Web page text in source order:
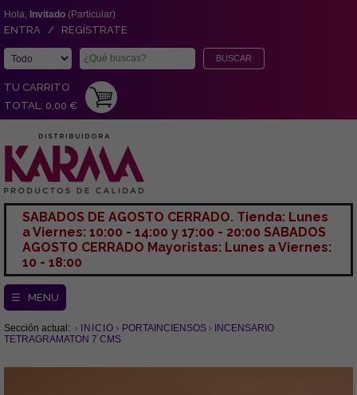
Hola, Invitado (Particular)
ENTRA / REGÍSTRATE
TU CARRITO
TOTAL: 0,00 €
SABADOS DE AGOSTO CERRADO. Tienda: Lunes
a Viernes: 10:00 - 14:00 y 17:00 - 20:00 SABADOS
AGOSTO CERRADO Mayoristas: Lunes a Viernes:
10 - 18:00
☰ MENU
Sección actual: INICIO PORTAINCIENSOS
INCENSARIO
TETRAGRAMATON 7 CMS